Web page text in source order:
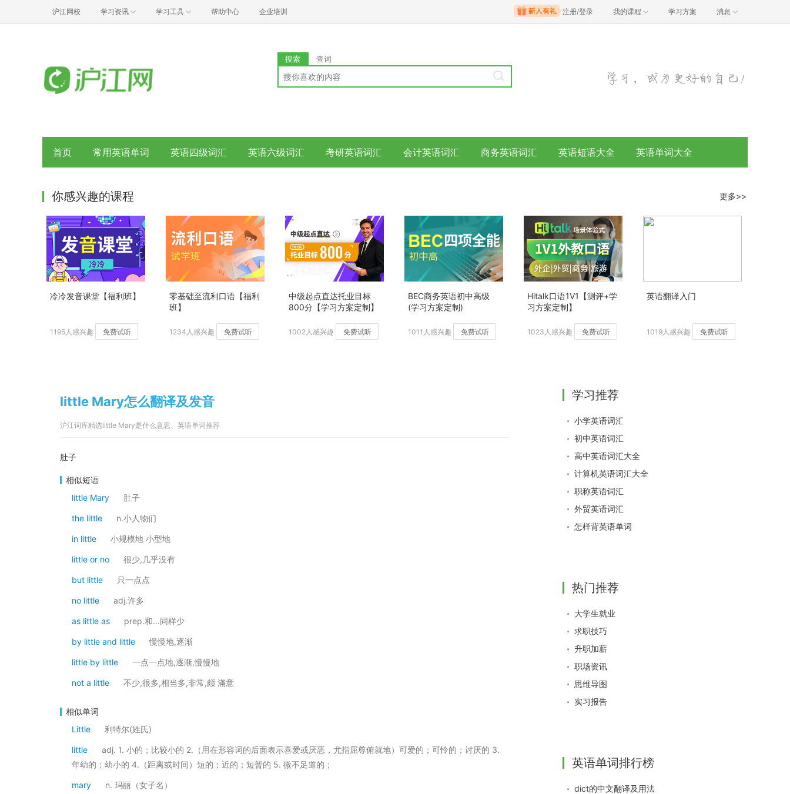
沪江网校 学习资讯 学习工具 帮助中心 企业培训 注册/登录 我的课程 学习方案 消息
搜索 查词
首页 常用英语单词 英语四级词汇 英语六级词汇 考研英语词汇 会计英语词汇 商务英语词汇 英语短语大全 英语单词大全
你感兴趣的课程 更多>>
冷冷发音课堂【福利班】
1195人感兴趣 免费试听
零基础至流利口语【福利
班】
1234人感兴趣 免费试听
中级起点直达托业目标
800分【学习方案定制】
1002人感兴趣 免费试听
BEC商务英语初中高级
(学习方案定制)
1011人感兴趣 免费试听
Hitalk口语1V1【测评+学
习方案定制】
1023人感兴趣 免费试听
英语翻译入门
1019人感兴趣 免费试听
little Mary怎么翻译及发音
沪江词库精选little Mary是什么意思、英语单词推荐
肚子
相似短语
little Mary
肚子
the little n.小人物们
in little 小规模地 小型地
little or no 很少,几乎没有
but little 只一点点
no little adj.许多
as little as prep.和...同样少
by little and little 慢慢地,逐渐
little by little 一点一点地,逐渐,慢慢地
not a little 不少,很多,相当多,非常,颇 滿意
相似单词
Little
利特尔(姓氏)
little
adj. 1. 小的；比较小的 2.（用在形容词的后面表示喜爱或厌恶，尤指屈尊俯就地）可爱的；可怜的；讨厌的 3.
年幼的；幼小的 4.（距离或时间）短的；近的；短暂的 5. 微不足道的；
mary n. 玛丽（女子名）
学习推荐
小学英语词汇
初中英语词汇
高中英语词汇大全
计算机英语词汇大全
职称英语词汇
外贸英语词汇
怎样背英语单词
热门推荐
大学生就业
求职技巧
升职加薪
职场资讯
思维导图
实习报告
英语单词排行榜
dict的中文翻译及用法